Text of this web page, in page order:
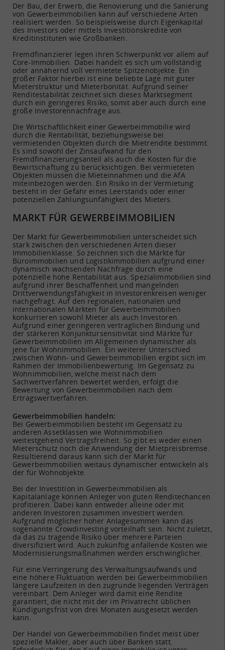
Der Bau, der Erwerb, die Renovierung und die Sanierung
von Gewerbeimmobilien kann auf verschiedene Arten
realisiert werden. So beispielsweise durch Eigenkapital
des Investors oder mittels Investitionskredite von
Kreditinstituten wie Großbanken.
Fremdfinanzierer legen ihren Schwerpunkt vor allem auf
Core-Immobilien. Dabei handelt es sich um vollständig
oder annähernd voll vermietete Spitzenobjekte. Ein
großer Faktor hierbei ist eine beliebte Lage mit guter
Mieterstruktur und Mieterbonität. Aufgrund seiner
Renditestabilität zeichnet sich dieses Marktsegment
durch ein geringeres Risiko, somit aber auch durch eine
große Investorennachfrage aus.
Die Wirtschaftlichkeit einer Gewerbeimmobilie wird
durch die Rentabilität, beziehungsweise bei
vermietenden Objekten durch die Mietrendite bestimmt.
Es sind sowohl der Zinsaufwand für den
Fremdfinanzierungsanteil als auch die Kosten für die
Bewirtschaftung zu berücksichtigen. Bei vermieteten
Objekten müssen die Mieteinnahmen und die AfA
miteinbezogen werden. Ein Risiko in der Vermietung
besteht in der Gefahr eines Leerstands oder einer
potenziellen Zahlungsunfähigkeit des Mieters.
MARKT FÜR GEWERBEIMMOBILIEN
Der Markt für Gewerbeimmobilien unterscheidet sich
stark zwischen den verschiedenen Arten dieser
Immobilienklasse. So zeichnen sich die Märkte für
Büroimmobilien und Logistikimmobilien aufgrund einer
dynamisch wachsenden Nachfrage durch eine
potenzielle hohe Rentabilität aus. Spezialimmobilien sind
aufgrund ihrer Beschaffenheit und mangelnden
Drittverwendungsfähigkeit in Investorenkreisen weniger
nachgefragt. Auf den regionalen, nationalen und
internationalen Märkten für Gewerbeimmobilien
konkurrieren sowohl Mieter als auch Investoren.
Aufgrund einer geringeren vertraglichen Bindung und
der stärkeren Konjunktursensitivität sind Märkte für
Gewerbeimmobilien im Allgemeinen dynamischer als
jene für Wohnimmobilien. Ein weiterer Unterschied
zwischen Wohn- und Gewerbeimmobilien ergibt sich im
Rahmen der Immobilienbewertung. Im Gegensatz zu
Wohnimmobilien, welche meist nach dem
Sachwertverfahren bewertet werden, erfolgt die
Bewertung von Gewerbeimmobilien nach dem
Ertragswertverfahren.
Gewerbeimmobilien handeln:
Bei Gewerbeimmobilien besteht im Gegensatz zu
anderen Assetklassen wie Wohnimmobilien
weitestgehend Vertragsfreiheit. So gibt es weder einen
Mieterschutz noch die Anwendung der Mietpreisbremse.
Resultierend daraus kann sich der Markt für
Gewerbeimmobilien weitaus dynamischer entwickeln als
der für Wohnobjekte.
Bei der Investition in Gewerbeimmobilien als
Kapitalanlage können Anleger von guten Renditechancen
profitieren. Dabei kann entweder alleine oder mit
anderen Investoren zusammen investiert werden.
Aufgrund möglicher hoher Anlagesummen kann das
sogenannte Crowdinvesting vorteilhaft sein. Nicht zuletzt,
da das zu tragende Risiko über mehrere Parteien
diversifiziert wird. Auch zukünftig anfallende Kosten wie
Modernisierungsmaßnahmen werden erschwinglicher.
Für eine Verringerung des Verwaltungsaufwands und
eine höhere Fluktuation werden bei Gewerbeimmobilien
längere Laufzeiten in den zugrunde liegenden Verträgen
vereinbart. Dem Anleger wird damit eine Rendite
garantiert, die nicht mit der im Privatrecht üblichen
Kündigungsfrist von drei Monaten ausgesetzt werden
kann.
Der Handel von Gewerbeimmobilien findet meist über
spezielle Makler, aber auch über Banken statt.